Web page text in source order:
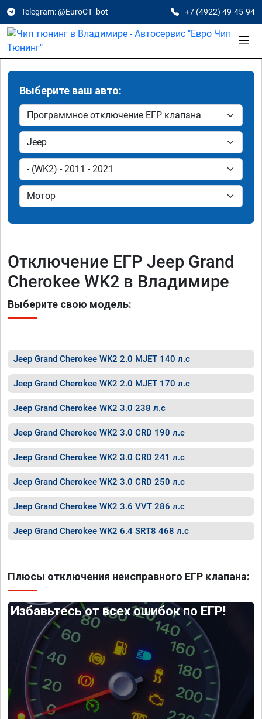
Telegram: @EuroCT_bot +7 (4922) 49-45-94
Выберите ваш авто:
Отключение ЕГР Jeep Grand
Cherokee WK2 в Владимире
Выберите свою модель:
Jeep Grand Cherokee WK2 2.0 MJET 140 л.с
Jeep Grand Cherokee WK2 2.0 MJET 170 л.с
Jeep Grand Cherokee WK2 3.0 238 л.с
Jeep Grand Cherokee WK2 3.0 CRD 190 л.с
Jeep Grand Cherokee WK2 3.0 CRD 241 л.с
Jeep Grand Cherokee WK2 3.0 CRD 250 л.с
Jeep Grand Cherokee WK2 3.6 VVT 286 л.с
Jeep Grand Cherokee WK2 6.4 SRT8 468 л.с
Плюсы отключения неисправного ЕГР клапана:
Избавьтесь от всех ошибок по ЕГР!